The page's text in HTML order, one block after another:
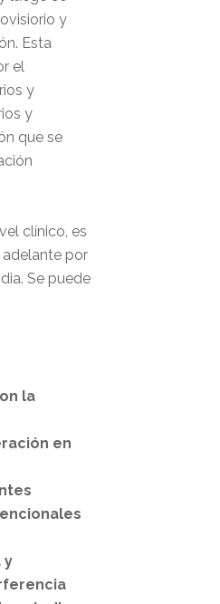
y
Esta
el
y
y
que se
clínico, es
adelante por
Se puede
la
en
y